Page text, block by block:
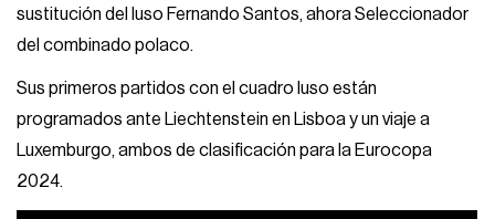
sustitución del luso Fernando Santos, ahora Seleccionador
del combinado polaco.
Sus primeros partidos con el cuadro luso están
programados ante Liechtenstein en Lisboa y un viaje a
Luxemburgo, ambos de clasificación para la Eurocopa
2024.